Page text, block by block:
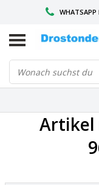
WHATSAPP
VOOR
Artikel